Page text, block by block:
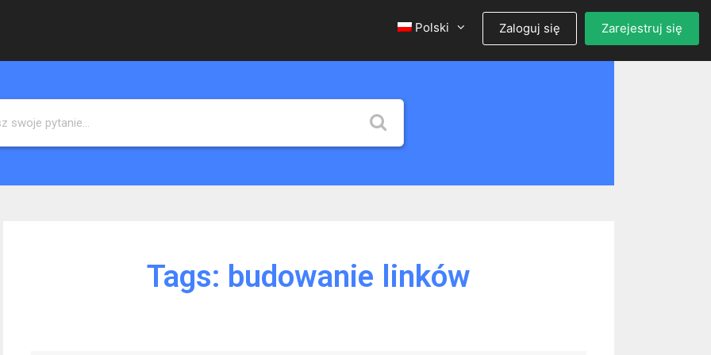
Polski Zaloguj się Zarejestruj się
Tags: budowanie linków